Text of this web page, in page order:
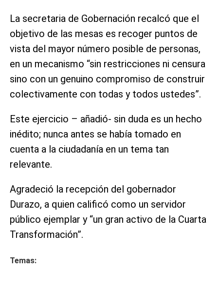
La secretaria de Gobernación recalcó que el
objetivo de las mesas es recoger puntos de
vista del mayor número posible de personas,
en un mecanismo “sin restricciones ni censura
sino con un genuino compromiso de construir
colectivamente con todas y todos ustedes”.
Este ejercicio – añadió- sin duda es un hecho
inédito; nunca antes se había tomado en
cuenta a la ciudadanía en un tema tan
relevante.
Agradeció la recepción del gobernador
Durazo, a quien calificó como un servidor
público ejemplar y “un gran activo de la Cuarta
Transformación”.
Temas: